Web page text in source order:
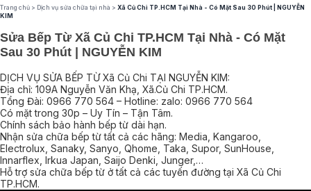
Trang chủ > Dịch vụ sửa chữa tại nhà > Xã Củ Chi TP.HCM Tại Nhà - Có Mặt Sau 30 Phút | NGUYỄN
KIM
Sửa Bếp Từ Xã Củ Chi TP.HCM Tại Nhà - Có Mặt
Sau 30 Phút | NGUYỄN KIM
DỊCH VỤ SỬA BẾP TỪ Xã Củ Chi TẠI NGUYỄN KIM:
Địa chỉ: 109A Nguyễn Văn Khạ, Xã.Củ Chi TP.HCM.
Tổng Đài: 0966 770 564 – Hotline: zalo: 0966 770 564
Có mặt trong 30p – Uy Tín – Tận Tâm.
Chính sách bảo hành bếp từ dài hạn.
Nhận sửa chữa bếp từ tất cả các hãng: Media, Kangaroo,
Electrolux, Sanaky, Sanyo, Qhome, Taka, Supor, SunHouse,
Innarflex, Irkua Japan, Saijo Denki, Junger,…
Hỗ trợ sửa chữa bếp từ ở tất cả các tuyến đường tại Xã Củ Chi
TP.HCM.